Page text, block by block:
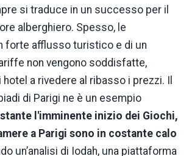
si traduce in un successo per il
alberghiero. Spesso, le
forte afflusso turistico e di un
non vengono soddisfatte,
a rivedere al ribasso i prezzi. Il
di Parigi ne è un esempio
l'imminente inizio dei Giochi,
a Parigi sono in costante calo
un’analisi di Iodah, una piattaforma